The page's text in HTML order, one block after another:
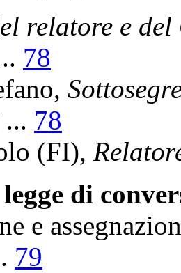
relatore e
78
,
... 78
(FI),
di
e
79